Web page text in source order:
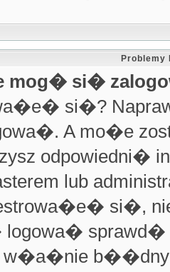
Problemy
mog� si�
si�?
A mo�e
odpowiedni�
lub
si�,
sprawd�
w�a�nie b��dny